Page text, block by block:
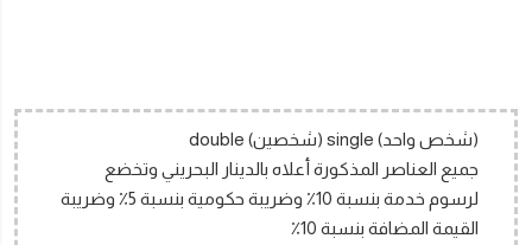
(شخص واحد) single (شخصين) double
جميع العناصر المذكورة أعلاه بالدينار البحريني وتخضع
لرسوم خدمة بنسبة 10٪ وضريبة حكومية بنسبة 5٪ وضريبة
القيمة المضافة بنسبة 10٪